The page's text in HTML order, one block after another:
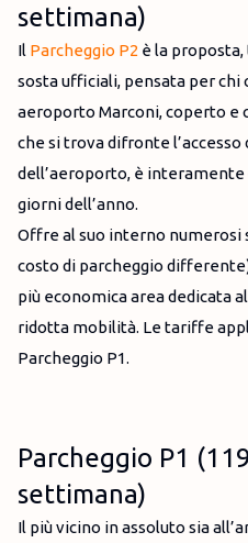
settimana)
Il Parcheggio P2 è la
sosta ufficiali, pensata per chi
aeroporto Marconi, coperto e
che si trova difronte
dell’aeroporto, è
giorni dell’anno.
Offre al suo interno numerosi
costo di parcheggio
più economica area dedicata
ridotta mobilità. Le tariffe
Parcheggio P1.
Parcheggio P1
settimana)
Il più vicino in assoluto sia